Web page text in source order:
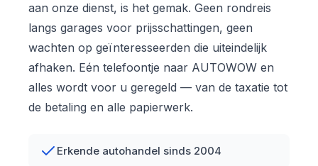
aan onze dienst, is het gemak. Geen rondreis
langs garages voor prijsschattingen, geen
wachten op geïnteresseerden die uiteindelijk
afhaken. Eén telefoontje naar AUTOWOW en
alles wordt voor u geregeld — van de taxatie tot
de betaling en alle papierwerk.
Erkende autohandel sinds 2004